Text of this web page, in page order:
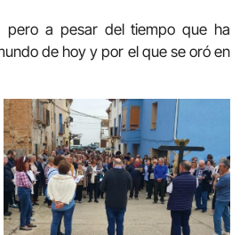
pero a pesar del tiempo que ha
de hoy y por el que se oró en